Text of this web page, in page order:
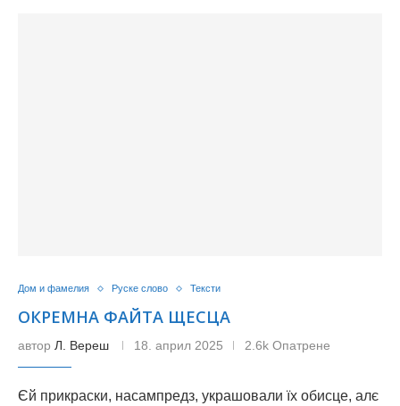
Дом и фамелия Руске слово Тексти
ОКРЕМНА ФАЙТА ЩЕСЦА
автор Л. Вереш 18. април 2025 2.6k Опатрене
Єй прикраски, насампредз, украшовали їх обисце, алє